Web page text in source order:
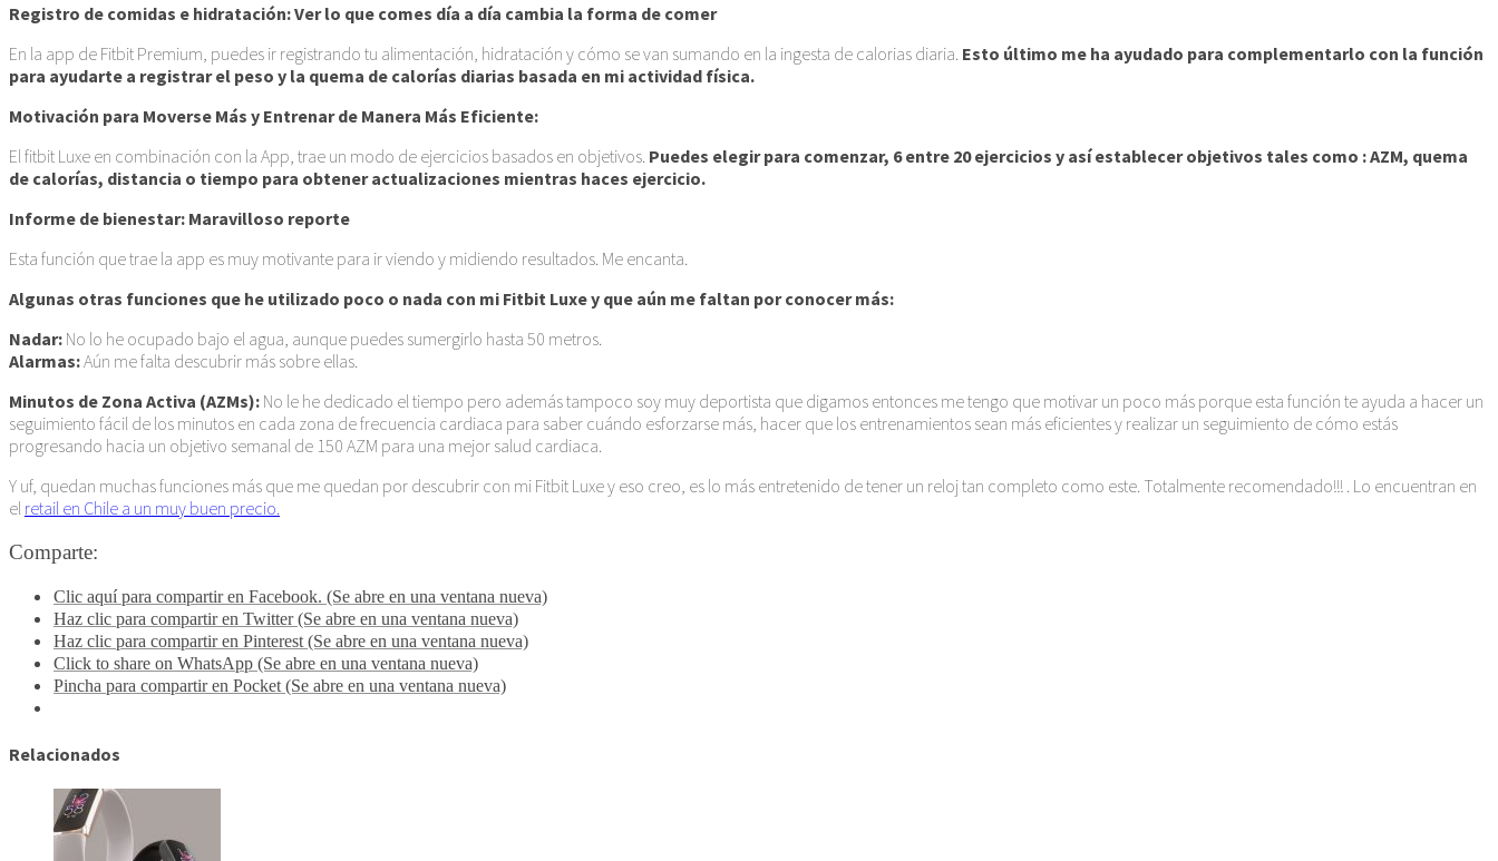
Registro de comidas e hidratación: Ver lo que comes día a día cambia la forma de comer
En la app de Fitbit Premium, puedes ir registrando tu alimentación, hidratación y cómo se van sumando en la ingesta de calorias diaria. Esto último me ha ayudado para complementarlo con la función
para ayudarte a registrar el peso y la quema de calorías diarias basada en mi actividad física.
Motivación para Moverse Más y Entrenar de Manera Más Eficiente:
El fitbit Luxe en combinación con la App, trae un modo de ejercicios basados en objetivos. Puedes elegir para comenzar, 6 entre 20 ejercicios y así establecer objetivos tales como : AZM, quema
de calorías, distancia o tiempo para obtener actualizaciones mientras haces ejercicio.
Informe de bienestar: Maravilloso reporte
Esta función que trae la app es muy motivante para ir viendo y midiendo resultados. Me encanta.
Algunas otras funciones que he utilizado poco o nada con mi Fitbit Luxe y que aún me faltan por conocer más:
Nadar: No lo he ocupado bajo el agua, aunque puedes sumergirlo hasta 50 metros.
Alarmas:Aún me falta descubrir más sobre ellas.
Minutos de Zona Activa (AZMs): No le he dedicado el tiempo pero además tampoco soy muy deportista que digamos entonces me tengo que motivar un poco más porque esta función te ayuda a hacer un
seguimiento fácil de los minutos en cada zona de frecuencia cardiaca para saber cuándo esforzarse más, hacer que los entrenamientos sean más eficientes y realizar un seguimiento de cómo estás
progresando hacia un objetivo semanal de 150 AZM para una mejor salud cardiaca.
Y uf, quedan muchas funciones más que me quedan por descubrir con mi Fitbit Luxe y eso creo, es lo más entretenido de tener un reloj tan completo como este. Totalmente recomendado!!! . Lo encuentran en
el retail en Chile a un muy buen precio.
Comparte:
Clic aquí para compartir en Facebook. (Se abre en una ventana nueva)
Haz clic para compartir en Twitter (Se abre en una ventana nueva)
Haz clic para compartir en Pinterest (Se abre en una ventana nueva)
Click to share on WhatsApp (Se abre en una ventana nueva)
Pincha para compartir en Pocket (Se abre en una ventana nueva)
Relacionados